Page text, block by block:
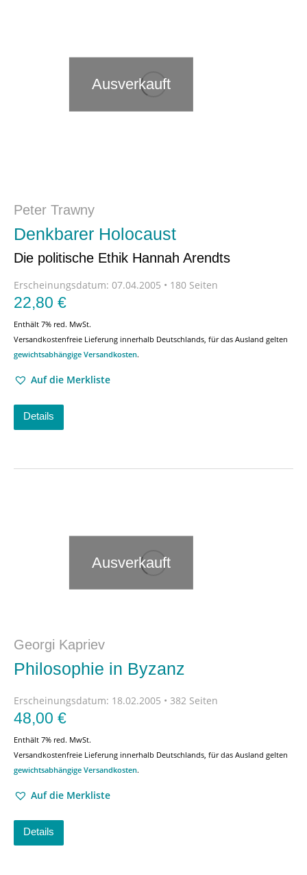
Ausverkauft
Peter Trawny
Denkbarer Holocaust
Die politische Ethik Hannah Arendts
Erscheinungsdatum: 07.04.2005 • 180 Seiten
22,80 €
Enthält 7% red. MwSt.
Versandkostenfreie Lieferung innerhalb Deutschlands, für das Ausland gelten
gewichtsabhängige Versandkosten.
Auf die Merkliste
Details
Ausverkauft
Georgi Kapriev
Philosophie in Byzanz
Erscheinungsdatum: 18.02.2005 • 382 Seiten
48,00 €
Enthält 7% red. MwSt.
Versandkostenfreie Lieferung innerhalb Deutschlands, für das Ausland gelten
gewichtsabhängige Versandkosten.
Auf die Merkliste
Details